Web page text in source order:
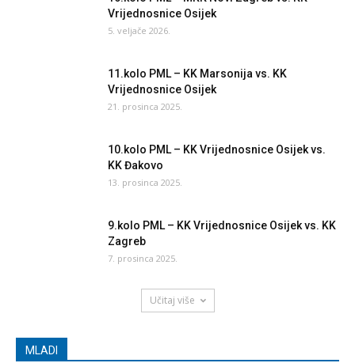
Vrijednosnice Osijek
5. veljače 2026.
11.kolo PML – KK Marsonija vs. KK
Vrijednosnice Osijek
21. prosinca 2025.
10.kolo PML – KK Vrijednosnice Osijek vs.
KK Đakovo
13. prosinca 2025.
9.kolo PML – KK Vrijednosnice Osijek vs. KK
Zagreb
7. prosinca 2025.
Učitaj više
MLADI